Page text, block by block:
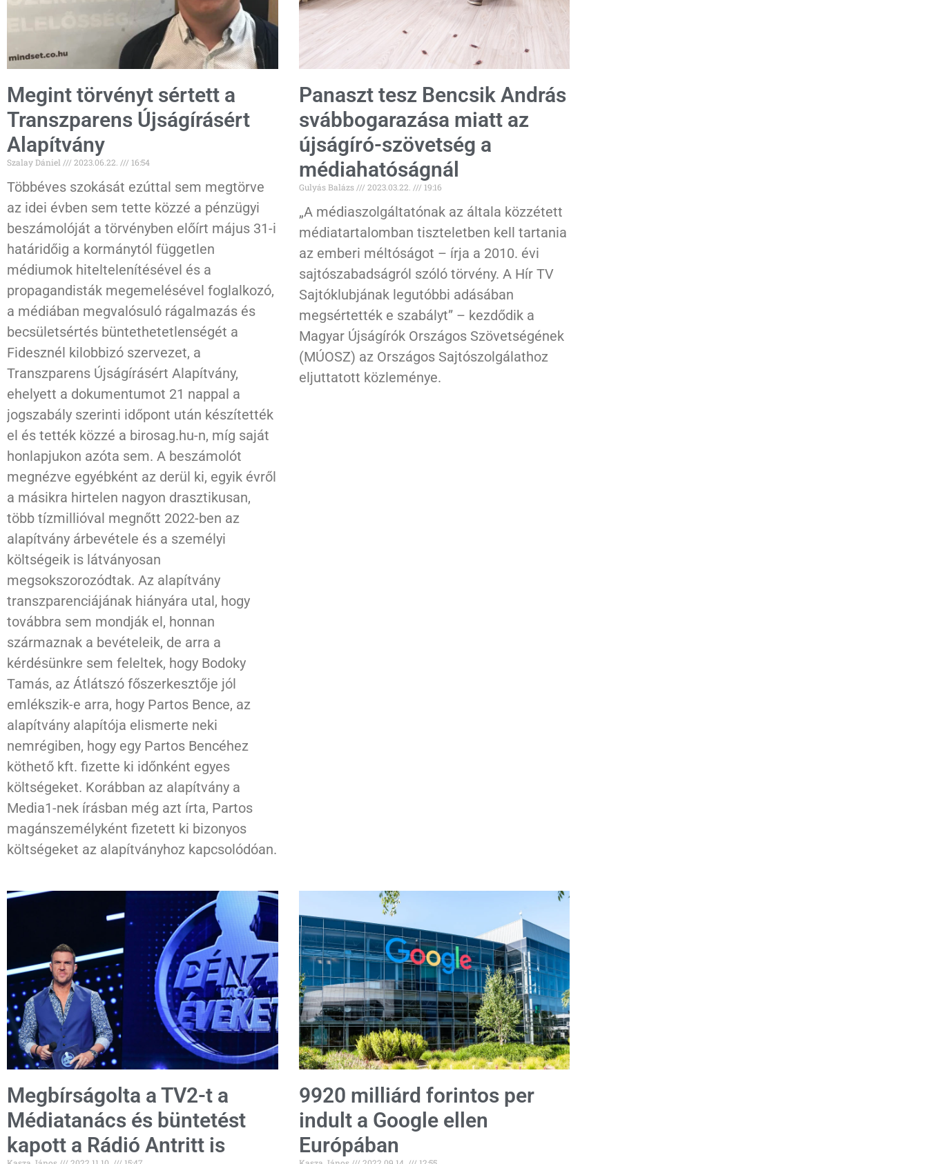
Megint törvényt sértett a
Transzparens Újságírásért
Alapítvány
Szalay Dániel 2023.06.22. 16:54
Többéves szokását ezúttal sem megtörve
az idei évben sem tette közzé a pénzügyi
beszámolóját a törvényben előírt május 31-i
határidőig a kormánytól független
médiumok hiteltelenítésével és a
propagandisták megemelésével foglalkozó,
a médiában megvalósuló rágalmazás és
becsületsértés büntethetetlenségét a
Fidesznél kilobbizó szervezet, a
Transzparens Újságírásért Alapítvány,
ehelyett a dokumentumot 21 nappal a
jogszabály szerinti időpont után készítették
el és tették közzé a birosag.hu-n, míg saját
honlapjukon azóta sem. A beszámolót
megnézve egyébként az derül ki, egyik évről
a másikra hirtelen nagyon drasztikusan,
több tízmillióval megnőtt 2022-ben az
alapítvány árbevétele és a személyi
költségeik is látványosan
megsokszorozódtak. Az alapítvány
transzparenciájának hiányára utal, hogy
továbbra sem mondják el, honnan
származnak a bevételeik, de arra a
kérdésünkre sem feleltek, hogy Bodoky
Tamás, az Átlátszó főszerkesztője jól
emlékszik-e arra, hogy Partos Bence, az
alapítvány alapítója elismerte neki
nemrégiben, hogy egy Partos Bencéhez
köthető kft. fizette ki időnként egyes
költségeket. Korábban az alapítvány a
Media1-nek írásban még azt írta, Partos
magánszemélyként fizetett ki bizonyos
költségeket az alapítványhoz kapcsolódóan.
Panaszt tesz Bencsik András
svábbogarazása miatt az
újságíró-szövetség a
médiahatóságnál
Gulyás Balázs 2023.03.22. 19:16
„A médiaszolgáltatónak az általa közzétett
médiatartalomban tiszteletben kell tartania
az emberi méltóságot – írja a 2010. évi
sajtószabadságról szóló törvény. A Hír TV
Sajtóklubjának legutóbbi adásában
megsértették e szabályt” – kezdődik a
Magyar Újságírók Országos Szövetségének
(MÚOSZ) az Országos Sajtószolgálathoz
eljuttatott közleménye.
Megbírságolta a TV2-t a
Médiatanács és büntetést
kapott a Rádió Antritt is
9920 milliárd forintos per
indult a Google ellen
Európában